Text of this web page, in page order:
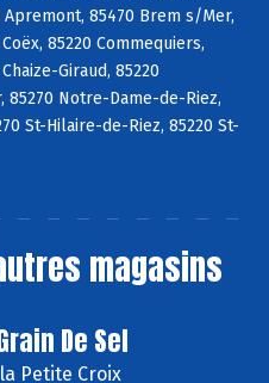
Apremont, 85470 Brem s/Mer,
85220 Commequiers,
Giraud, 85220
85270 Notre-Dame-de-Riez,
St-Hilaire-de-Riez, 85220 St-
magasins
De Sel
Petite Croix